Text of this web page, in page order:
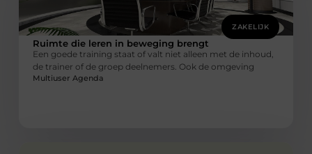
ZAKELIJK
Ruimte die leren in beweging brengt
Een goede training staat of valt niet alleen met de inhoud,
de trainer of de groep deelnemers. Ook de omgeving
Multiuser Agenda